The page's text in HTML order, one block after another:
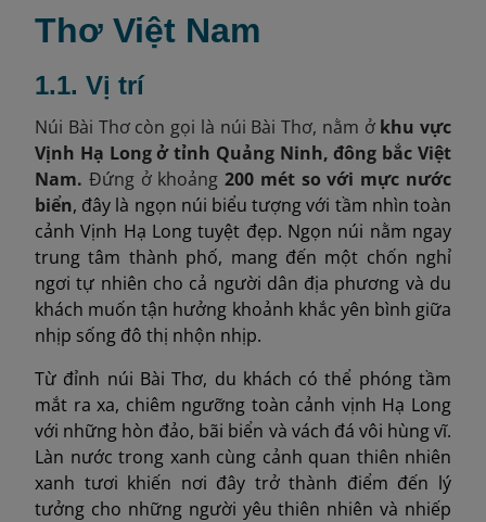
Thơ Việt Nam
1.1. Vị trí
Núi Bài Thơ còn gọi là núi Bài Thơ, nằm ở khu vực
Vịnh Hạ Long ở tỉnh Quảng Ninh, đông bắc Việt
Nam. Đứng ở khoảng200 mét so với mực nước
biển, đây là ngọn núi biểu tượng với tầm nhìn toàn
cảnh Vịnh Hạ Long tuyệt đẹp. Ngọn núi nằm ngay
trung tâm thành phố, mang đến một chốn nghỉ
ngơi tự nhiên cho cả người dân địa phương và du
khách muốn tận hưởng khoảnh khắc yên bình giữa
nhịp sống đô thị nhộn nhịp.
Từ đỉnh núi Bài Thơ, du khách có thể phóng tầm
mắt ra xa, chiêm ngưỡng toàn cảnh vịnh Hạ Long
với những hòn đảo, bãi biển và vách đá vôi hùng vĩ.
Làn nước trong xanh cùng cảnh quan thiên nhiên
xanh tươi khiến nơi đây trở thành điểm đến lý
tưởng cho những người yêu thiên nhiên và nhiếp